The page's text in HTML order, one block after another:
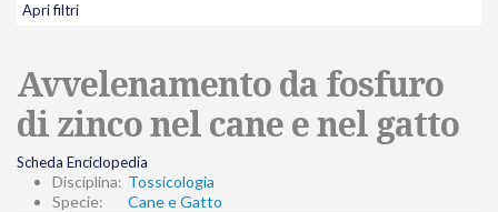
Apri filtri
Avvelenamento da fosfuro
di zinco nel cane e nel gatto
Scheda Enciclopedia
Disciplina: Tossicologia
Specie:
Cane e Gatto